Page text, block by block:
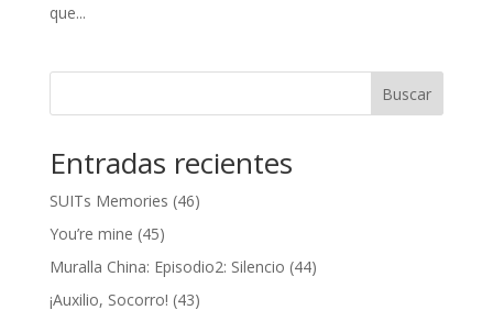
que...
Buscar
Entradas recientes
SUITs Memories (46)
You’re mine (45)
Muralla China: Episodio2: Silencio (44)
¡Auxilio, Socorro! (43)